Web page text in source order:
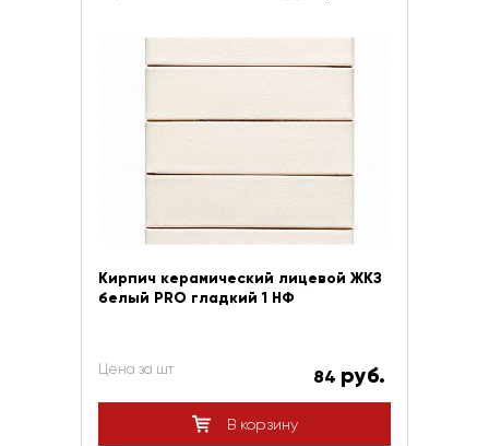
Кирпич керамический лицевой ЖКЗ
белый PRO гладкий 1 НФ
Цена за шт 84 руб.
В корзину